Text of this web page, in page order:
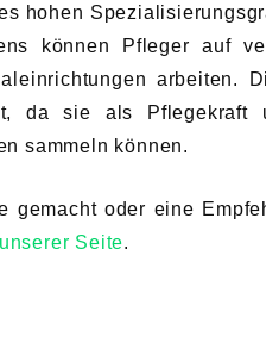
hohen
können Pfleger auf
arbeiten.
da sie als Pflegekraft
sammeln können.
gemacht oder eine
Seite.